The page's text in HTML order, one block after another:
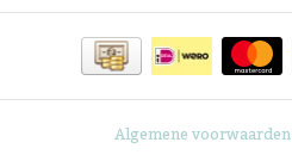
Algemene voorwaarden